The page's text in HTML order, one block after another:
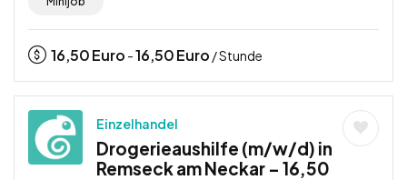
16,50Euro -16,50Euro / Stunde
Einzelhandel
Drogerieaushilfe (m/w/d) in
Remseck am Neckar – 16,50